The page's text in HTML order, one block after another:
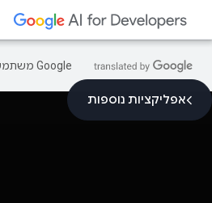
‫Google משתמשת בטכנולוגיית AI כדי לתרגם תוכן לשפה המועדפת עליך. בתרגומים כאלו עשויות להיות שגיאות.
אפליקציות נוספות